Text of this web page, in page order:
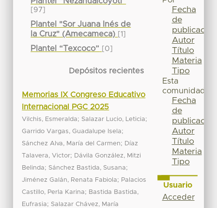
[97]
Plantel "Sor Juana Inés de
la Cruz" (Amecameca)
[1]
Plantel “Texcoco” [0]
Depósitos recientes
Memorias IX Congreso Educativo
Internacional PGC 2025
Vilchis, Esmeralda; Salazar Lucio, Leticia;
Garrido Vargas, Guadalupe Isela;
Sánchez Alva, María del Carmen; Díaz
Talavera, Victor; Dávila González, Mitzi
Belinda; Sánchez Bastida, Susana;
Jiménez Galán, Renata Fabiola; Palacios
Castillo, Perla Karina; Bastida Bastida,
Eufrasia; Salazar Chávez, María
Fecha
de
publicación
Autor
Título
Materia
Tipo
Esta
comunidad
Fecha
de
publicación
Autor
Título
Materia
Tipo
Usuario
Acceder